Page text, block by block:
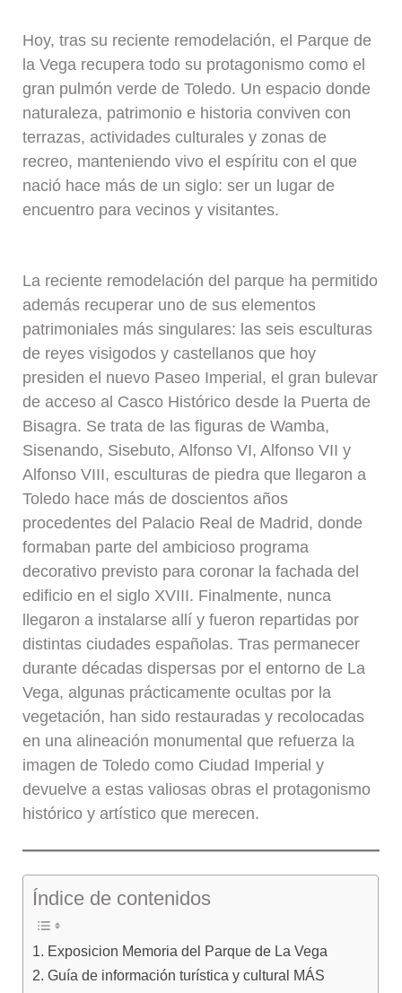
Hoy, tras su reciente remodelación, el Parque de
la Vega recupera todo su protagonismo como el
gran pulmón verde de Toledo. Un espacio donde
naturaleza, patrimonio e historia conviven con
terrazas, actividades culturales y zonas de
recreo, manteniendo vivo el espíritu con el que
nació hace más de un siglo: ser un lugar de
encuentro para vecinos y visitantes.
La reciente remodelación del parque ha permitido
además recuperar uno de sus elementos
patrimoniales más singulares: las seis esculturas
de reyes visigodos y castellanos que hoy
presiden el nuevo Paseo Imperial, el gran bulevar
de acceso al Casco Histórico desde la Puerta de
Bisagra. Se trata de las figuras de Wamba,
Sisenando, Sisebuto, Alfonso VI, Alfonso VII y
Alfonso VIII, esculturas de piedra que llegaron a
Toledo hace más de doscientos años
procedentes del Palacio Real de Madrid, donde
formaban parte del ambicioso programa
decorativo previsto para coronar la fachada del
edificio en el siglo XVIII. Finalmente, nunca
llegaron a instalarse allí y fueron repartidas por
distintas ciudades españolas. Tras permanecer
durante décadas dispersas por el entorno de La
Vega, algunas prácticamente ocultas por la
vegetación, han sido restauradas y recolocadas
en una alineación monumental que refuerza la
imagen de Toledo como Ciudad Imperial y
devuelve a estas valiosas obras el protagonismo
histórico y artístico que merecen.
Índice de contenidos
Exposicion Memoria del Parque de La Vega
Guía de información turística y cultural MÁS